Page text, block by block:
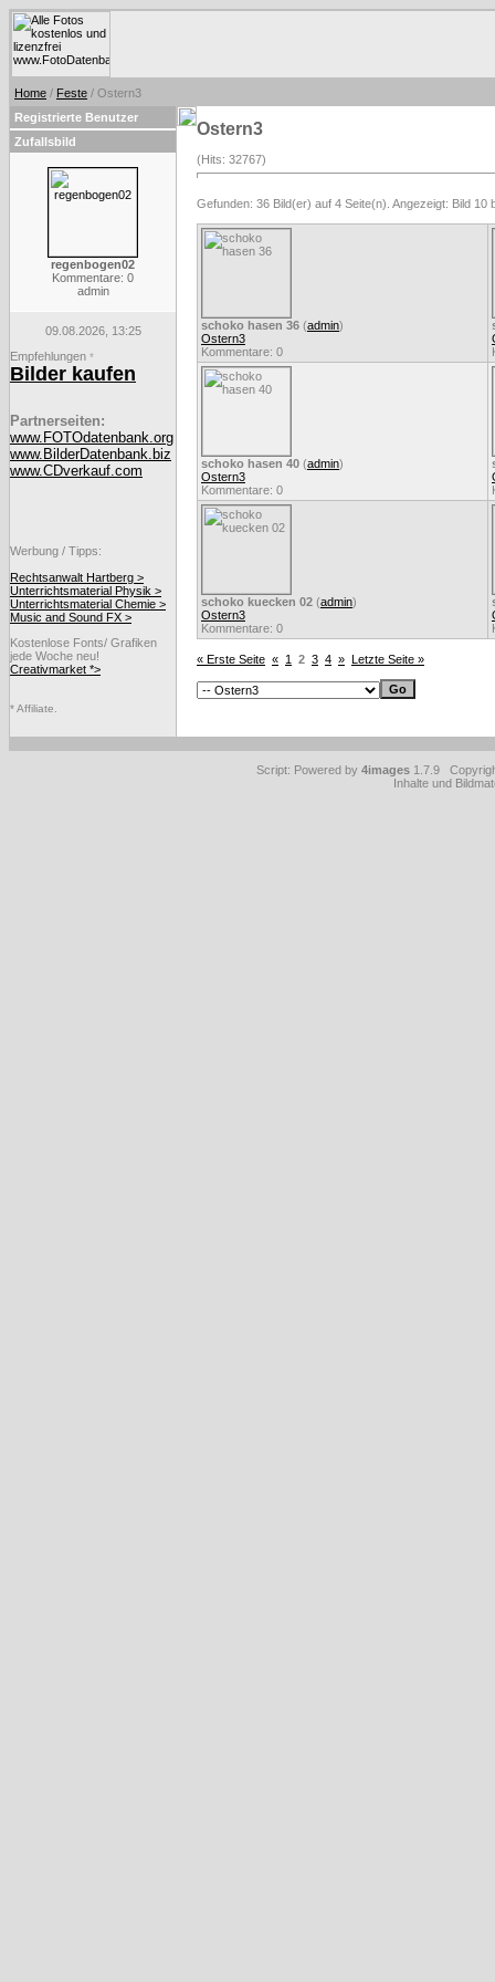
Home / Feste / Ostern3
Registrierte Benutzer
Zufallsbild
regenbogen02
Kommentare: 0
admin
09.08.2026, 13:25
Empfehlungen *
Bilder kaufen
Partnerseiten:
www.FOTOdatenbank.org
www.BilderDatenbank.biz
www.CDverkauf.com
Werbung / Tipps:
Rechtsanwalt Hartberg >
Unterrichtsmaterial Physik >
Unterrichtsmaterial Chemie >
Music and Sound FX >
Kostenlose Fonts/ Grafiken
jede Woche neu!
Creativmarket *>
* Affiliate.
Ostern3
(Hits: 32767)
Gefunden: 36 Bild(er) auf 4 Seite(n). Angezeigt: Bild 10
schoko hasen 36 (admin)
Ostern3
Kommentare: 0
schoko hasen 40 (admin)
Ostern3
Kommentare: 0
schoko kuecken 02 (admin)
Ostern3
Kommentare: 0
« Erste Seite « 1 2 3 4 » Letzte Seite »
Script: Powered by 4images 1.7.9
Inhalte und